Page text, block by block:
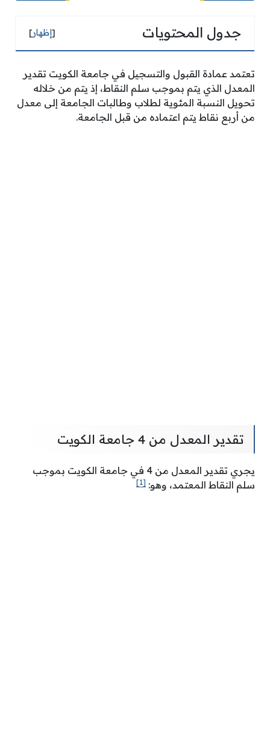
جدول المحتويات [إظهار]
تعتمد عمادة القبول والتسجيل في جامعة الكويت تقدير
المعدل الذي يتم بموجب سلم النقاط، إذ يتم من خلاله
تحويل النسبة المئوية لطلاب وطالبات الجامعة إلى معدل
من أربع نقاط يتم اعتماده من قبل الجامعة.
تقدير المعدل من 4 جامعة الكويت
يجري تقدير المعدل من 4 في جامعة الكويت بموجب
سلم النقاط المعتمد، وهو: [1]